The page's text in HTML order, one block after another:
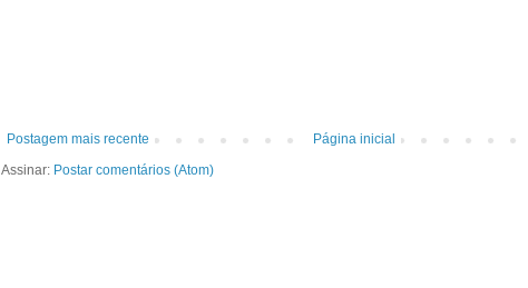
Postagem mais recente
Página inicial
Assinar: Postar comentários (Atom)